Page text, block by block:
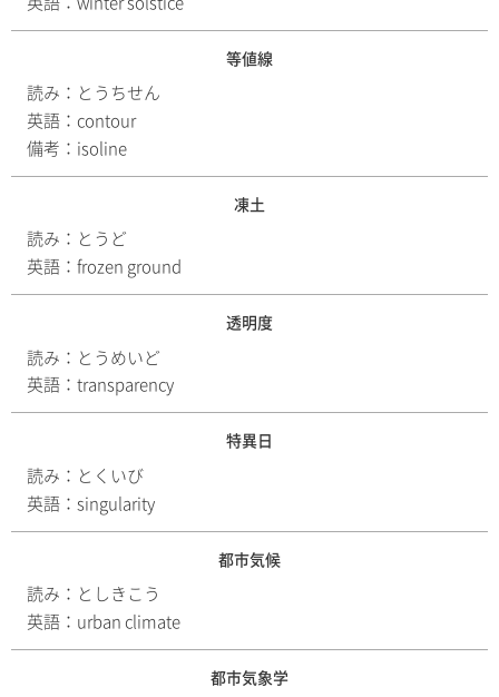
等値線
読み： とうちせん
英語： contour
備考： isoline
凍土
読み： とうど
英語： frozen ground
透明度
読み： とうめいど
英語： transparency
特異日
読み： とくいび
英語： singularity
都市気候
読み： としきこう
英語： urban climate
都市気象学